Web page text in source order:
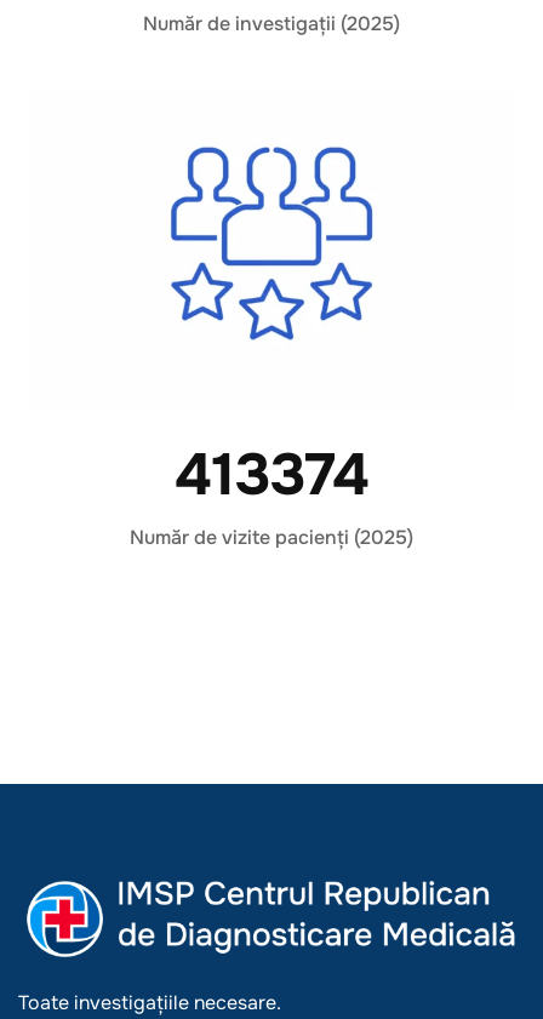
Număr de investigații (2025)
413374
Număr de vizite pacienți (2025)
Toate investigațiile necesare.